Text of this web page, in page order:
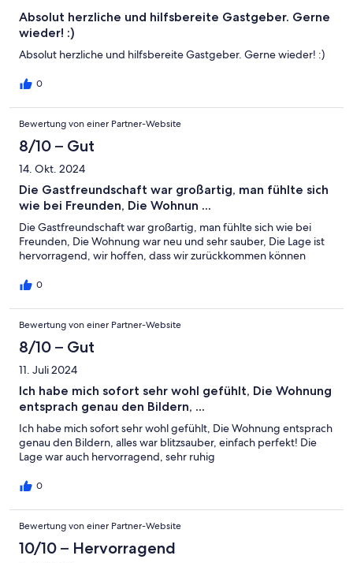
Absolut herzliche und hilfsbereite Gastgeber. Gerne
wieder! :)
Absolut herzliche und hilfsbereite Gastgeber. Gerne wieder! :)
0
Bewertung von einer Partner-Website
8/10 – Gut
14. Okt. 2024
Die Gastfreundschaft war großartig, man fühlte sich
wie bei Freunden, Die Wohnun ...
Die Gastfreundschaft war großartig, man fühlte sich wie bei
Freunden, Die Wohnung war neu und sehr sauber, Die Lage ist
hervorragend, wir hoffen, dass wir zurückkommen können
0
Bewertung von einer Partner-Website
8/10 – Gut
11. Juli 2024
Ich habe mich sofort sehr wohl gefühlt, Die Wohnung
entsprach genau den Bildern, ...
Ich habe mich sofort sehr wohl gefühlt, Die Wohnung entsprach
genau den Bildern, alles war blitzsauber, einfach perfekt! Die
Lage war auch hervorragend, sehr ruhig
0
Bewertung von einer Partner-Website
10/10 – Hervorragend